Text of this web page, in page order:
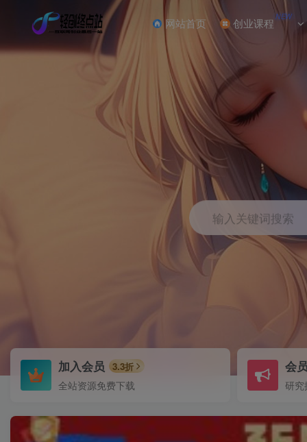
网站首页 创业课程 NEW
输入关键词搜索
加入会员 3.3折
全站资源免费下载
会
研究